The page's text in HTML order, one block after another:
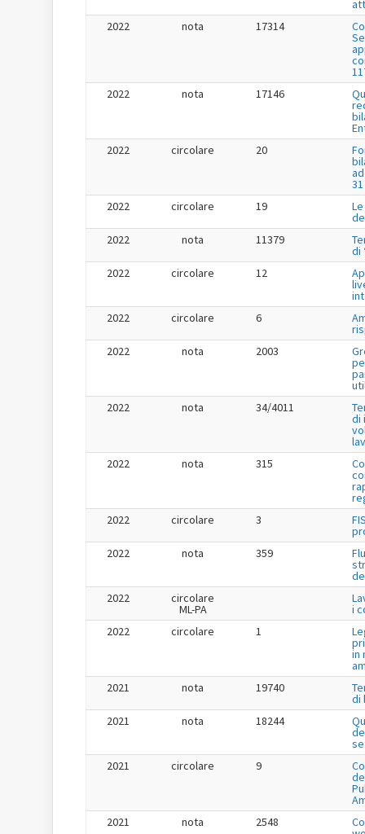
2022
nota 17314
2022
nota 17146
2022
circolare 20
2022
circolare 19
2022
nota 11379
di
2022
circolare 12
2022
circolare 6
2022
nota 2003
2022
nota 34/4011
di
2022
nota 315
2022
circolare 3
2022
nota 359
2022
circolare
ML-PA
i
2022
circolare 1
in
2021
nota 19740
di
2021
nota 18244
2021
circolare 9
2021
nota 2548